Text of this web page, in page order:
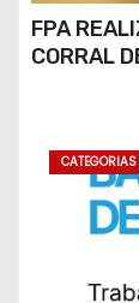
FPA
CORRAL
CATEGORIAS